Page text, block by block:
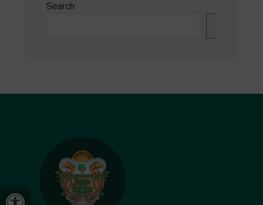
Open toolbar
Search